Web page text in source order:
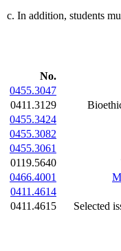
c. In addition, students
No.
0455.3047
0411.3129
0455.3424
0455.3082
0455.3061
0119.5640
0466.4001
0411.4614
0411.4615
Selected